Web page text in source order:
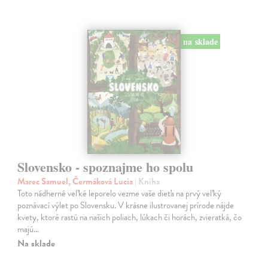
na sklade
Slovensko - spoznajme ho spolu
Marec Samuel, Čermáková Lucia| Kniha
Toto nádherné veľké leporelo vezme vaše dieťa na prvý veľký
poznávací výlet po Slovensku. V krásne ilustrovanej prírode nájde
kvety, ktoré rastú na našich poliach, lúkach či horách, zvieratká, čo
majú…
Na sklade